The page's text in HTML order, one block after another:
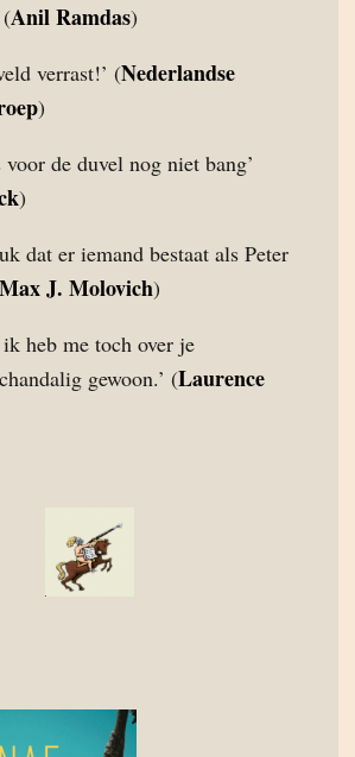
Anil Ramdas)
verrast!’ (Nederlandse
)
voor de duvel nog niet bang’
)
dat er iemand bestaat als Peter
Max J. Molovich)
ik heb me toch over je
gewoon.’ (Laurence